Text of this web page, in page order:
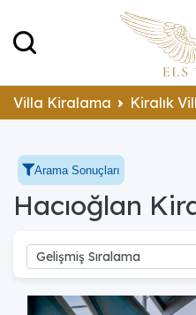
Villa Kiralama Kiralık
Arama Sonuçları
Hacıoğlan